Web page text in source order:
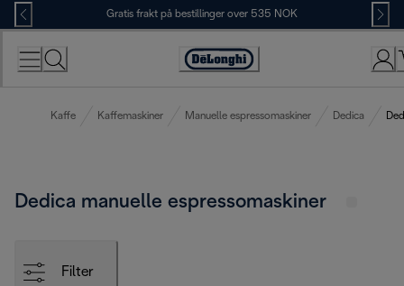
Skip
to
Content
Gratis frakt på bestillinger over 535 NOK
Accessibility
Kaffe Kaffemaskiner Manuelle espressomaskiner Dedica
Dedica manuelle espressomaskiner
Filter